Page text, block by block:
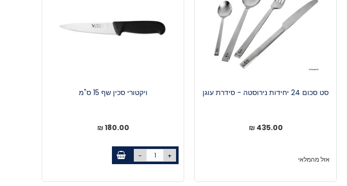
סט סכום 24 יחידות נירוסטה - סידרת עוגן
435.00 ₪
אזל מהמלאי
ויקטורי סכין שף 15 ס"מ
180.00 ₪
- +